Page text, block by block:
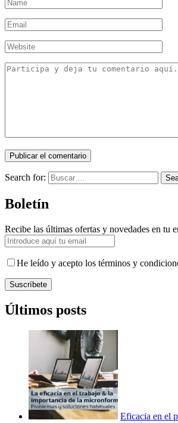
Search for:
Boletín
Recibe las últimas ofertas y novedades en tu
He leído y acepto los términos y
Suscríbete
Últimos posts
Eficacia en el